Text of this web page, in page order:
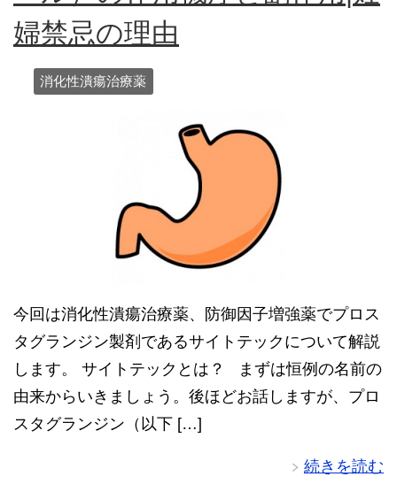
婦禁忌の理由
消化性潰瘍治療薬
今回は消化性潰瘍治療薬、防御因子増強薬でプロス
タグランジン製剤であるサイトテックについて解説
します。 サイトテックとは？ まずは恒例の名前の
由来からいきましょう。後ほどお話しますが、プロ
スタグランジン（以下 […]
続きを読む